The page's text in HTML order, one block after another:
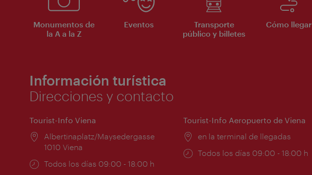
Monumentos de
la A a la Z
Eventos
Transporte
público y billetes
Cómo llegar
Información turística
Direcciones y contacto
Tourist-Info Viena
Lugar:
Albertinaplatz/Maysedergasse
1010 Viena
Horarios
Todos los días 09:00 - 18:00 h
Tourist-Info Aeropuerto de Viena
Lugar:
en la terminal de llegadas
Horarios
Todos los días 09:00 - 18:00 h